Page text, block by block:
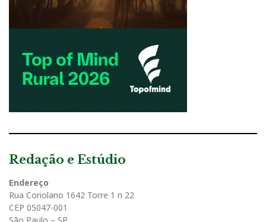
Redação e Estúdio
Endereço
Rua Coriolano 1642 Torre 1 n 22
CEP 05047-001